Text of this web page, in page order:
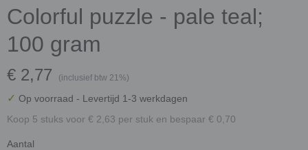
Colorful puzzle - pale teal;
100 gram
€ 2,77 (inclusief btw 21%)
✓ Op voorraad - Levertijd 1-3 werkdagen
Koop 5 stuks voor € 2,63 per stuk en bespaar € 0,70
Aantal